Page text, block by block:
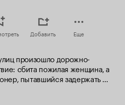
Добавить Еще
произошло дорожно-
сбита пожилая женщина, а
пытавшийся задержать
документов у неё не
скончался.